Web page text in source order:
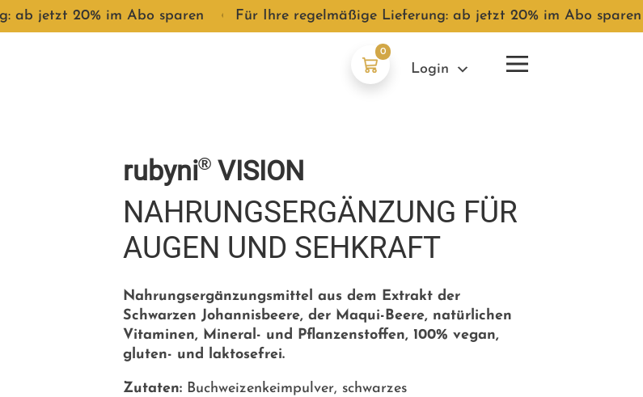
0
Login
ab jetzt 20% im Abo sparen ● Für Ihre regelmäßige Lieferung: ab jetzt 20% im Abo sparen
rubyni®VISION
NAHRUNGSERGÄNZUNG FÜR
AUGEN UND SEHKRAFT
Nahrungsergänzungsmittel aus dem Extrakt der
Schwarzen Johannisbeere, der Maqui-Beere, natürlichen
Vitaminen, Mineral- und Pflanzenstoffen, 100% vegan,
gluten- und laktosefrei.
Zutaten:Buchweizenkeimpulver, schwarzes